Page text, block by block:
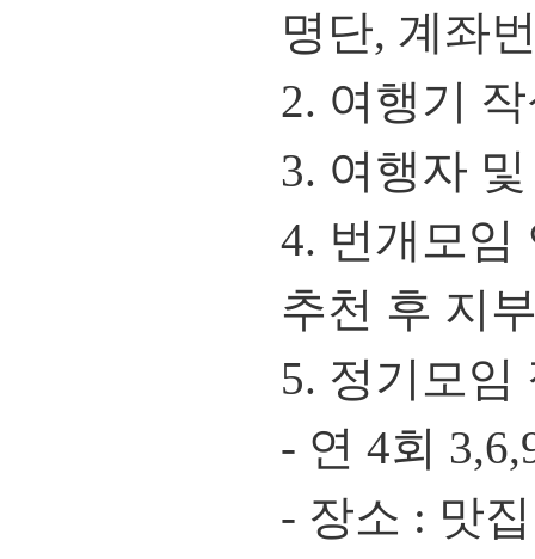
명단, 계좌
2. 여행기
3. 여행자
4. 번개모임
추천 후 지
5. 정기모임
- 연 4회
- 장소 : 맛